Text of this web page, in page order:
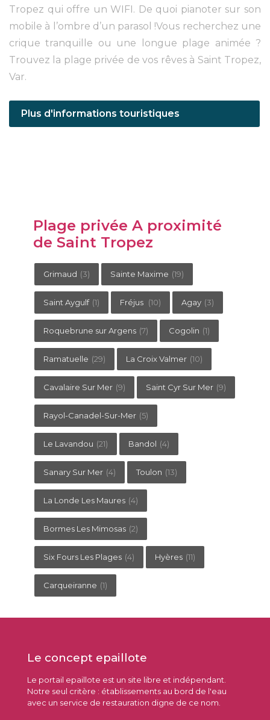
Tropez qui offre un WIFI. De quoi pianoter sur son
mobile à l’ombre d’un parasol !Vous recherchez une
crique tranquille ou une longue plage animée ?
Trouvez la plage privée de vos rêves à Saint Tropez,
Var.
Plus d'informations touristiques
Plage privée A proximité
de Saint Tropez
Grimaud (3) Sainte Maxime (19)
Saint Aygulf (1) Fréjus (10) Agay (3)
Roquebrune sur Argens (7) Cogolin (1)
Ramatuelle (29) La Croix Valmer (10)
Cavalaire Sur Mer (9) Saint Cyr Sur Mer (9)
Rayol-Canadel-Sur-Mer (5)
Le Lavandou (21) Bandol (4)
Sanary Sur Mer (4) Toulon (13)
La Londe Les Maures (4)
Bormes Les Mimosas (2)
Six Fours Les Plages (4) Hyères (11)
Carqueiranne (1)
Le concept epaillote
Le portail epaillote est un site libre et indépendant.
Notre seul critère : établissements au bord de l'eau
avec un service de restauration digne de ce nom.